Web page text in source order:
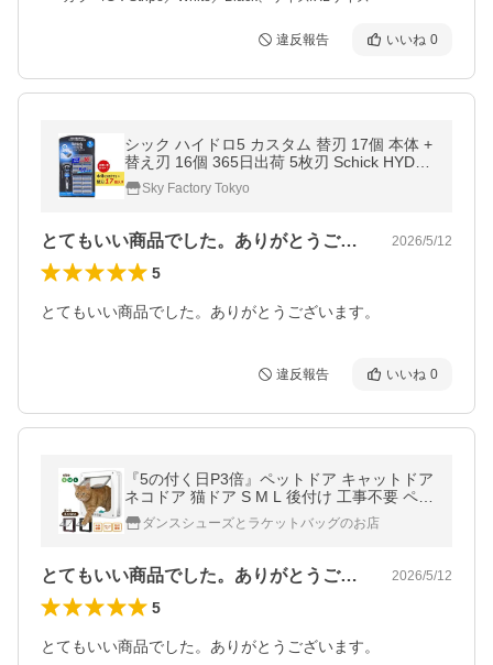
違反報告 いいね 0
シック ハイドロ5 カスタム 替刃 17個 本体 +
替え刃 16個 365日出荷 5枚刃 Schick HYDR
O5 髭剃り ひげそり カミソリ ひげ剃り 顔 メ
ンズ Ｔ字 剃刀 プレゼント
Sky Factory Tokyo
とてもいい商品でした。ありがとうござい… 2026/5/12
5
とてもいい商品でした。ありがとうございます。
違反報告 いいね 0
『5の付く日P3倍』ペットドア キャットドア
ネコドア 猫ドア S M L 後付け 工事不要 ペッ
ト 用品 おしゃれ 犬 猫 diy 薄型 簡単 出入り
口 猫扉 暖房 冷房
ダンスシューズとラケットバッグのお店
とてもいい商品でした。ありがとうござい… 2026/5/12
5
とてもいい商品でした。ありがとうございます。